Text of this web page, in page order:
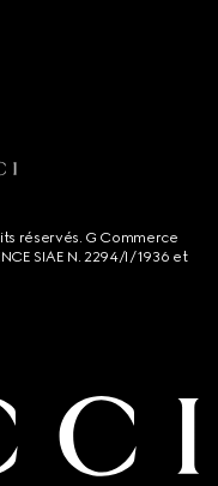
réservés. G Commerce
SIAE N. 2294/I/1936 et